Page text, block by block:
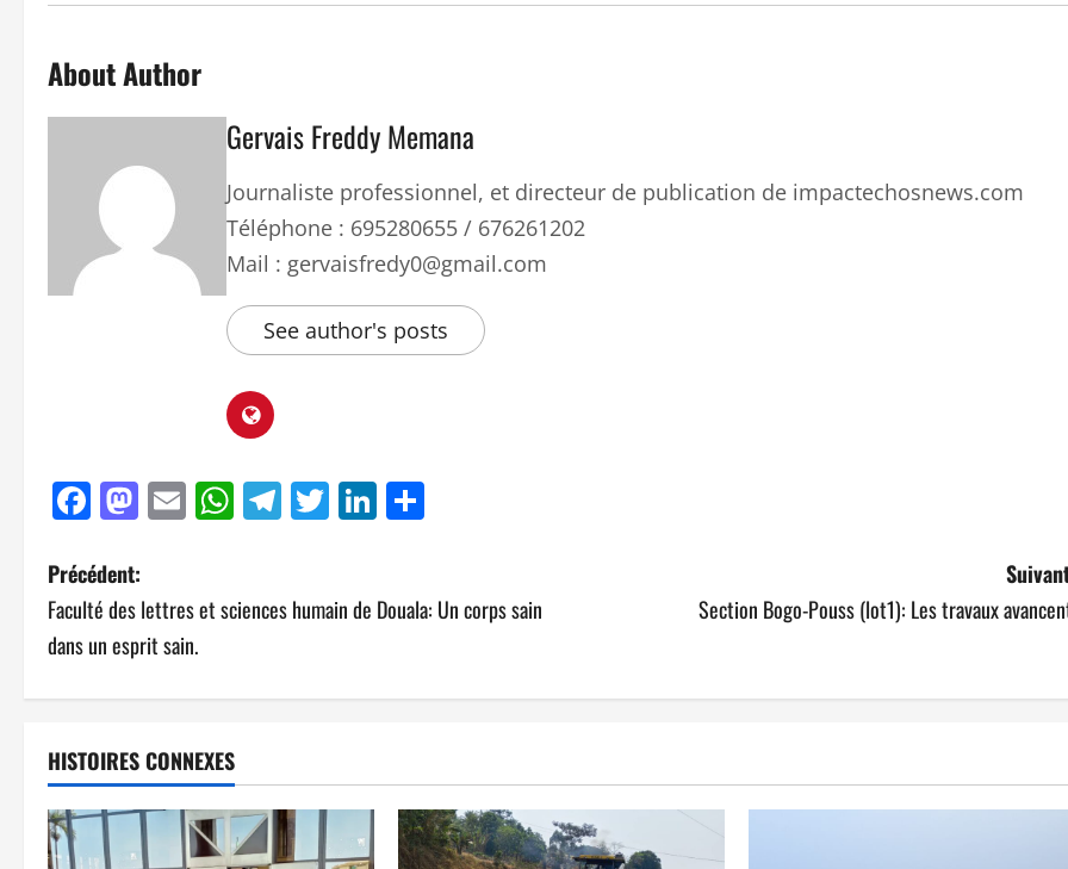
About Author
Gervais Freddy Memana
Journaliste professionnel, et directeur de publication de impactechosnews.com
Téléphone : 695280655 / 676261202
Mail : gervaisfredy0@gmail.com
See author's posts
Facebook
Mastodon
EmailWhatsApp
Telegram
TwitterLinkedIn
Précédent:
Faculté des lettres et sciences humain de Douala: Un corps sain
dans un esprit sain.
Section Bogo-Pouss (lot1): Les travaux
HISTOIRES CONNEXES